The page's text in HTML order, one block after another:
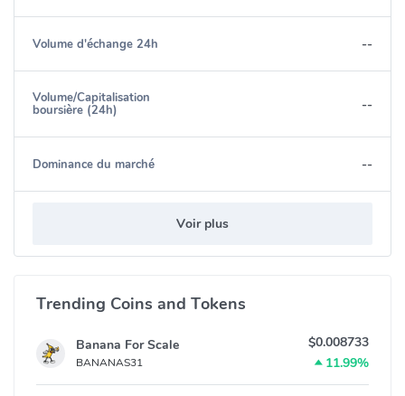
Volume d'échange 24h --
Volume/Capitalisation
boursière (24h) --
Dominance du marché --
Voir plus
Trending Coins and Tokens
Banana For Scale
BANANAS31
$0.008733
11.99%